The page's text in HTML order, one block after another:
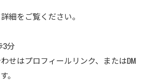
細をご覧ください。
3分
せはプロフィールリンク、またはDM
。